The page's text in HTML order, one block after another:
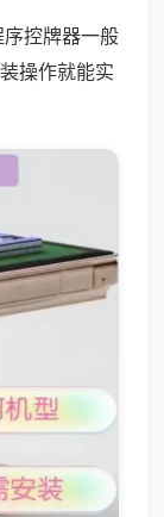
控牌器一般
操作就能实